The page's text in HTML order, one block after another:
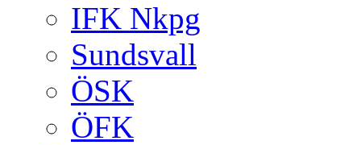
IFK Nkpg
Sundsvall
ÖSK
ÖFK